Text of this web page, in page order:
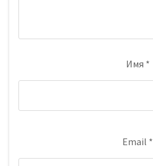
Имя *
Email *